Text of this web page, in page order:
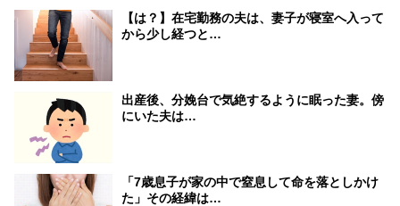
【は？】在宅勤務の夫は、妻子が寝室へ入って
から少し経つと…
出産後、分娩台で気絶するように眠った妻。傍
にいた夫は…
「7歳息子が家の中で窒息して命を落としかけ
た」その経緯は…